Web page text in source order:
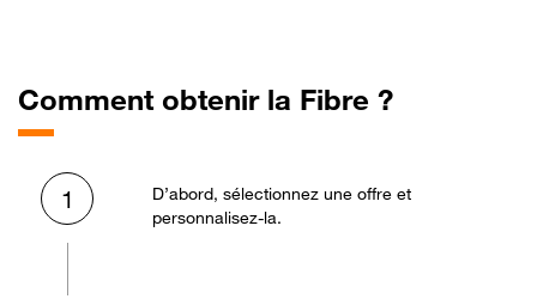
Comment obtenir la Fibre ?
1
D’abord, sélectionnez une offre et
personnalisez-la.